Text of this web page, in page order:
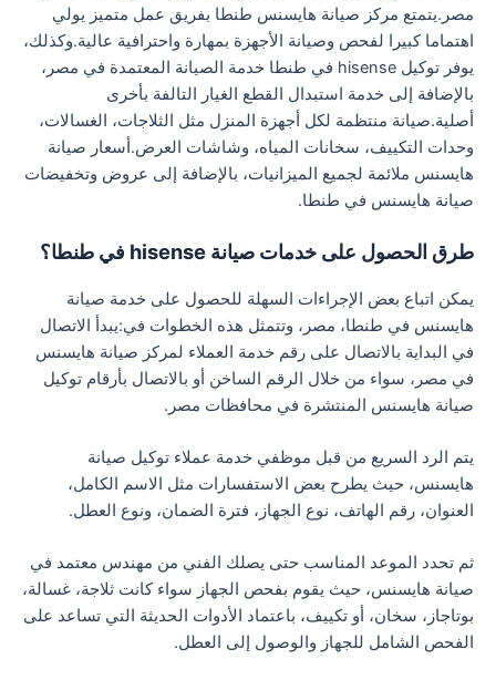
مصر.يتمتع مركز صيانة هايسنس طنطا بفريق عمل متميز يولي
اهتماما كبيرا لفحص وصيانة الأجهزة بمهارة واحترافية عالية.وكذلك،
يوفر توكيل hisense في طنطا خدمة الصيانة المعتمدة في مصر،
بالإضافة إلى خدمة استبدال القطع الغيار التالفة بأخرى
أصلية.صيانة منتظمة لكل أجهزة المنزل مثل الثلاجات، الغسالات،
وحدات التكييف، سخانات المياه، وشاشات العرض.أسعار صيانة
هايسنس ملائمة لجميع الميزانيات، بالإضافة إلى عروض وتخفيضات
صيانة هايسنس في طنطا.
طرق الحصول على خدمات صيانة hisense في طنطا؟
يمكن اتباع بعض الإجراءات السهلة للحصول على خدمة صيانة
هايسنس في طنطا، مصر، وتتمثل هذه الخطوات في:يبدأ الاتصال
في البداية بالاتصال على رقم خدمة العملاء لمركز صيانة هايسنس
في مصر، سواء من خلال الرقم الساخن أو بالاتصال بأرقام توكيل
صيانة هايسنس المنتشرة في محافظات مصر.
يتم الرد السريع من قبل موظفي خدمة عملاء توكيل صيانة
هايسنس، حيث يطرح بعض الاستفسارات مثل الاسم الكامل،
العنوان، رقم الهاتف، نوع الجهاز، فترة الضمان، ونوع العطل.
ثم تحدد الموعد المناسب حتى يصلك الفني من مهندس معتمد في
صيانة هايسنس، حيث يقوم بفحص الجهاز سواء كانت ثلاجة، غسالة،
بوتاجاز، سخان، أو تكييف، باعتماد الأدوات الحديثة التي تساعد على
الفحص الشامل للجهاز والوصول إلى العطل.